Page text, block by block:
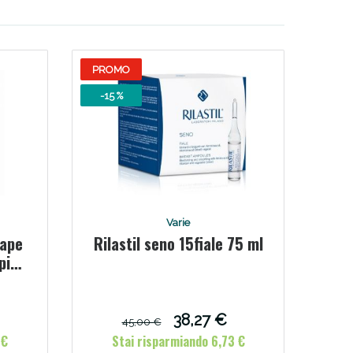
PROMO
-15 %
Varie
Rilastil seno 15fiale 75 ml
45,00 €
38,27 €
Stai risparmiando 6,73 €